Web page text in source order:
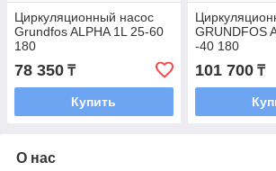
Циркуляционный насос
Grundfos ALPHA 1L 25-60
180
78 350 ₸
Купить
GRUNDFOS
-40 180
101 700₸
О нас